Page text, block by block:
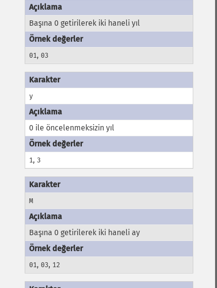
Başına 0 getirilerek iki haneli yıl
01, 03
y
0 ile öncelenmeksizin yıl
1, 3
M
Başına 0 getirilerek iki haneli ay
01, 03, 12